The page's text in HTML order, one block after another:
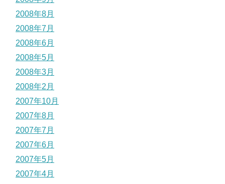
2008年8月
2008年7月
2008年6月
2008年5月
2008年3月
2008年2月
2007年10月
2007年8月
2007年7月
2007年6月
2007年5月
2007年4月